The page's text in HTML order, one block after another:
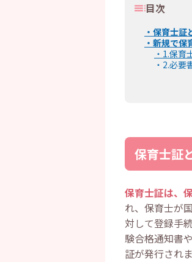
目次
・ 保育士証
・ 新規で保
・ 1.保育
・ 2.必要
保育士
・交付申
・ 保育士証
・保育士
急い
・保育士
・保育士
・ まとめ
保育士証
保育士証は、
れ、保育士が
対して登録手
験合格通知書
証が発行されま